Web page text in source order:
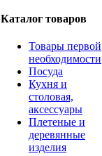
Каталог товаров
Товары первой
необходимости
Посуда
Кухня и
столовая,
аксессуары
Плетеные и
деревянные
изделия